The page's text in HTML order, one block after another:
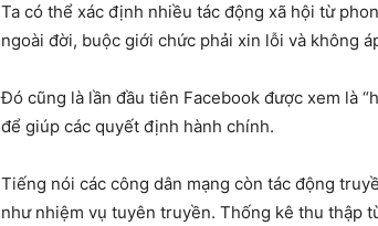
Ta có thể xác định nhiều tác động xã hội từ
ngoài đời, buộc giới chức phải xin lỗi và không
Đó cũng là lần đầu tiên Facebook được xem là
để giúp các quyết định hành chính.
Tiếng nói các công dân mạng còn tác động
như nhiệm vụ tuyên truyền. Thống kê thu thập